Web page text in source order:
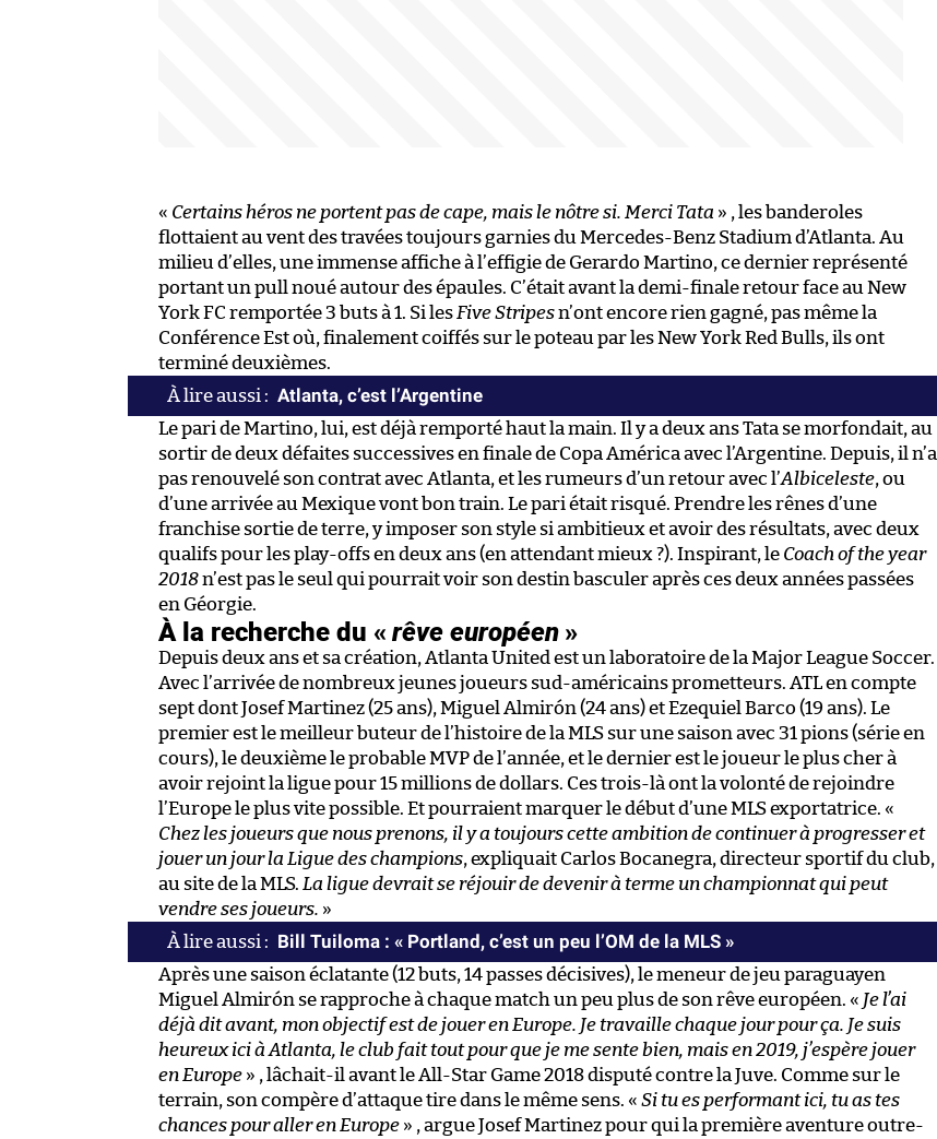
« Certains héros ne portent pas de cape, mais le nôtre si. Merci Tata » , les banderoles
flottaient au vent des travées toujours garnies du Mercedes-Benz Stadium d’Atlanta. Au
milieu d’elles, une immense affiche à l’effigie de Gerardo Martino, ce dernier représenté
portant un pull noué autour des épaules. C’était avant la demi-finale retour face au New
York FC remportée 3 buts à 1. Si les Five Stripesn’ont encore rien gagné, pas même la
Conférence Est où, finalement coiffés sur le poteau par les New York Red Bulls, ils ont
terminé deuxièmes.
Atlanta, c’est l’Argentine
Le pari de Martino, lui, est déjà remporté haut la main. Il y a deux ans Tata se morfondait, au
sortir de deux défaites successives en finale de Copa América avec l’Argentine. Depuis, il n’a
pas renouvelé son contrat avec Atlanta, et les rumeurs d’un retour avec l’Albiceleste, ou
d’une arrivée au Mexique vont bon train. Le pari était risqué. Prendre les rênes d’une
franchise sortie de terre, y imposer son style si ambitieux et avoir des résultats, avec deux
qualifs pour les play-offs en deux ans (en attendant mieux ?). Inspirant, le Coach of the year
2018n’est pas le seul qui pourrait voir son destin basculer après ces deux années passées
en Géorgie.
À la recherche du «rêve européen»
Depuis deux ans et sa création, Atlanta United est un laboratoire de la Major League Soccer.
Avec l’arrivée de nombreux jeunes joueurs sud-américains prometteurs. ATL en compte
sept dont Josef Martinez (25 ans), Miguel Almirón (24 ans) et Ezequiel Barco (19 ans). Le
premier est le meilleur buteur de l’histoire de la MLS sur une saison avec 31 pions (série en
cours), le deuxième le probable MVP de l’année, et le dernier est le joueur le plus cher à
avoir rejoint la ligue pour 15 millions de dollars. Ces trois-là ont la volonté de rejoindre
l’Europe le plus vite possible. Et pourraient marquer le début d’une MLS exportatrice. «
Chez les joueurs que nous prenons, il y a toujours cette ambition de continuer à progresser et
jouer un jour la Ligue des champions, expliquait Carlos Bocanegra, directeur sportif du club,
au site de la MLS. La ligue devrait se réjouir de devenir à terme un championnat qui peut
vendre ses joueurs. »
Bill Tuiloma : « Portland, c’est un peu l’OM de la MLS »
Après une saison éclatante (12 buts, 14 passes décisives), le meneur de jeu paraguayen
Miguel Almirón se rapproche à chaque match un peu plus de son rêve européen. « Je l’ai
déjà dit avant, mon objectif est de jouer en Europe. Je travaille chaque jour pour ça. Je suis
heureux ici à Atlanta, le club fait tout pour que je me sente bien, mais en 2019, j’espère jouer
en Europe » , lâchait-il avant le All-Star Game 2018 disputé contre la Juve. Comme sur le
terrain, son compère d’attaque tire dans le même sens. « Si tu es performant ici, tu as tes
chances pour aller en Europe » , argue Josef Martinez pour qui la première aventure outre-